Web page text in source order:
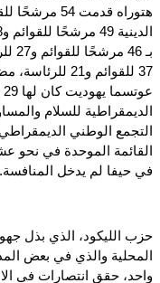
بـ
القائمة الموحدة في
في حيفا لم يدخل المنافسة.
حزب الليكود، الذي بذل
المحلية والذي في بعض
واحد، حقق انتصارات في